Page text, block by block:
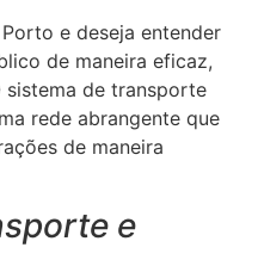
e deseja entender
de maneira eficaz,
de transporte
rede abrangente que
de maneira
e